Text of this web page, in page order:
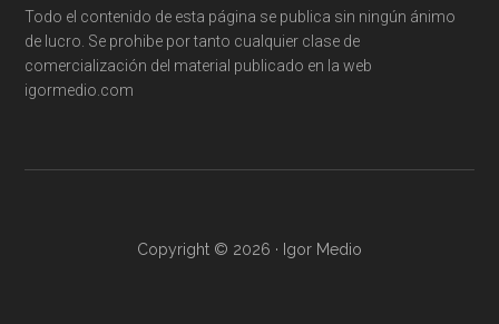
Todo el contenido de esta página se publica sin ningún ánimo
de lucro. Se prohibe por tanto cualquier clase de
comercialización del material publicado en la web
igormedio.com
Copyright © 2026 · Igor Medio